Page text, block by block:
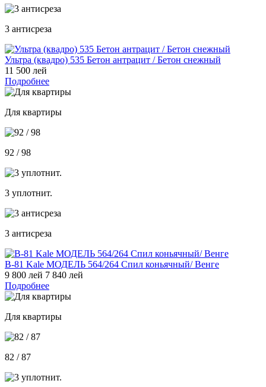
3 антисреза
Ультра (квадро) 535 Бетон антрацит / Бетон снежный
11 500 лей
Подробнее
Для квартиры
92 / 98
3 уплотнит.
3 антисреза
В-81 Kale МОДЕЛЬ 564/264 Спил коньячный/ Венге
9 800 лей 7 840 лей
Подробнее
Для квартиры
82 / 87